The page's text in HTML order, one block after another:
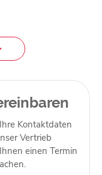
Kontaktdaten
Vertrieb
einen Termin